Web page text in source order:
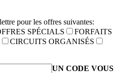
pour les offres suivantes:
SPÉCIALS
FORFAITS
CIRCUITS ORGANISÉS
UN CODE VOUS